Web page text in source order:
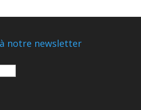
notre newsletter